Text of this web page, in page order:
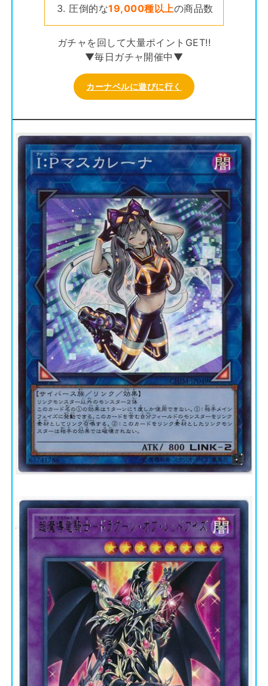
圧倒的な19,000種以上の商品数
ガチャを回して大量ポイントGET!!
▼毎日ガチャ開催中▼
カーナベルに遊びに行く